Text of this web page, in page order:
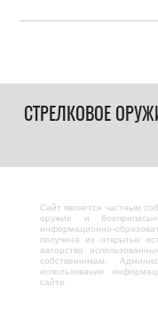
СТРЕЛКОВОЕ
Сайт является частным
оружие и
информационно-
получена из открытых
авторство
собственникам.
использование
сайте.